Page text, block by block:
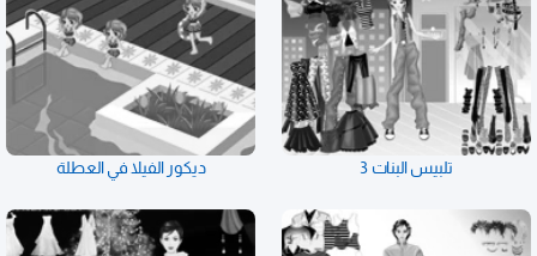
تلبيس البنات 3 ديكور الفيلا في العطلة